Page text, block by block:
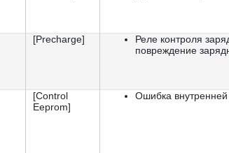
[Precharge]
Реле контроля
повреждение
[Control
Eeprom]
Ошибка внутренней